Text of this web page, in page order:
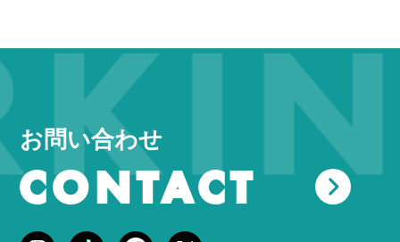
お問い合わせ
CONTACT